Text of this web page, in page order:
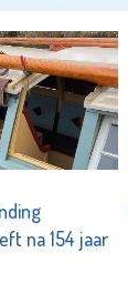
na 154 jaar